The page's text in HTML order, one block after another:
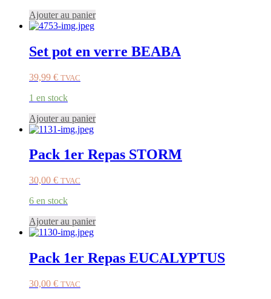
Ajouter au panier
Set pot en verre BEABA
39,99 € TVAC
1 en stock
Ajouter au panier
Pack 1er Repas STORM
30,00 € TVAC
6 en stock
Ajouter au panier
Pack 1er Repas EUCALYPTUS
30,00 € TVAC